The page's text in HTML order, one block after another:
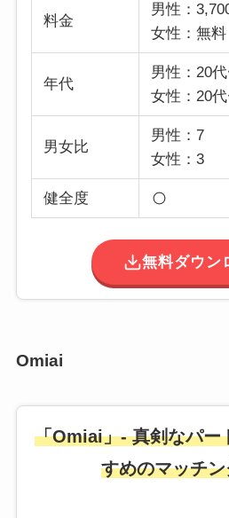
料金
男性：
女性：無料
年代
男性：20
女性：20
男女比
男性：7
女性：3
健全度
無料ダウン
Omiai
「Omiai」- 真剣なパー
すめのマッチ